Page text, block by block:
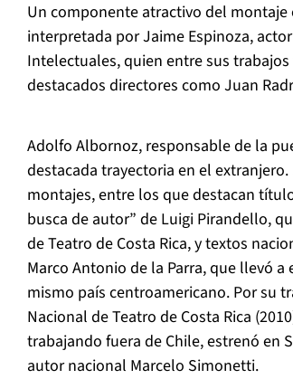
Un componente atractivo del
interpretada por Jaime Espinoza,
Intelectuales, quien entre sus
destacados directores como Juan
Adolfo Albornoz, responsable de la
destacada trayectoria en el
montajes, entre los que destacan
busca de autor” de Luigi Pirandello,
de Teatro de Costa Rica, y textos
Marco Antonio de la Parra, que llevó
mismo país centroamericano. Por su
Nacional de Teatro de Costa Rica
trabajando fuera de Chile, estrenó en
autor nacional Marcelo Simonetti.